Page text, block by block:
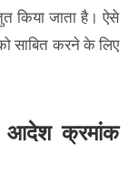
किया जाता है। ऐसे
साबित करने के लिए
आदेश क्रमांक